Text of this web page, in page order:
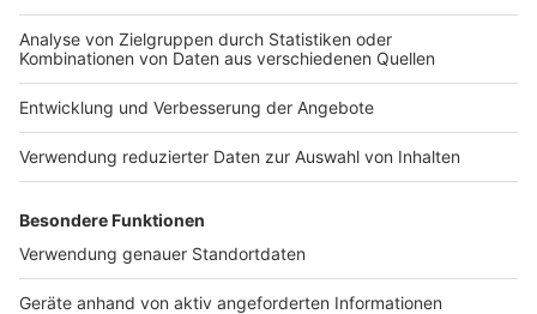
Service nur von den Menschen mit Down Syndrom
geleitet und einige von Ihnen haben Praktika-
tolle Menschen kennen gelernt und macht mit Ihrem
Berufsvorbereitungsjahr in der Küche einer inklusiven
Kita aktuell weiter. Papa Klaus wünscht sich,
"dass Inklusion weiter erwachsen wird,"